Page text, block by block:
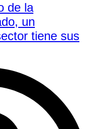
de la
un
tiene sus